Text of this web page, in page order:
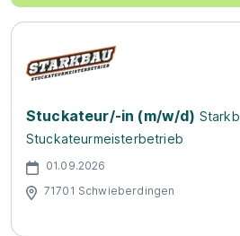
Stuckateur/-in (m/w/d)
Stuckateurmeisterbetrieb
01.09.2026
71701 Schwieberdingen